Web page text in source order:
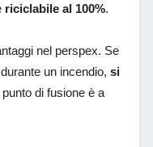
riciclabile al 100%.
nel perspex. Se
un incendio,si
di fusione è a